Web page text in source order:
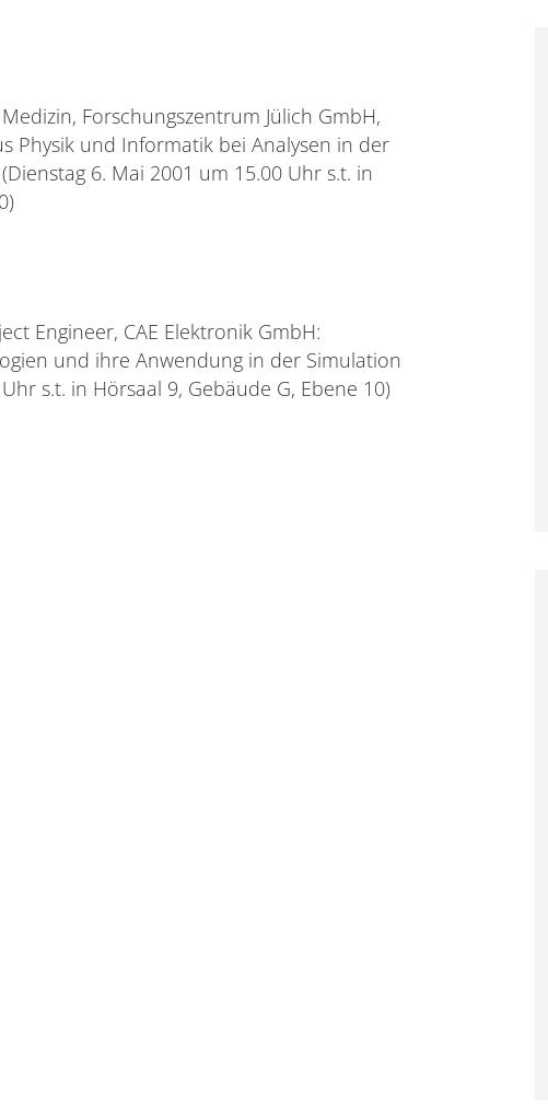
Forschungszentrum Jülich GmbH,
Physik und Informatik bei Analysen in der
6. Mai 2001 um 15.00 Uhr s.t. in
Engineer, CAE Elektronik GmbH:
und ihre Anwendung in der Simulation
s.t. in Hörsaal 9, Gebäude G, Ebene 10)